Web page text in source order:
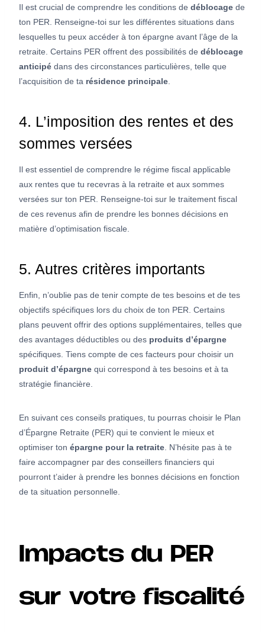
Il est crucial de comprendre les conditions de déblocage de
ton PER. Renseigne-toi sur les différentes situations dans
lesquelles tu peux accéder à ton épargne avant l’âge de la
retraite. Certains PER offrent des possibilités de déblocage
anticipé dans des circonstances particulières, telle que
l’acquisition de ta résidence principale
4. L’imposition des rentes et des
sommes versées
Il est essentiel de comprendre le régime fiscal applicable
aux rentes que tu recevras à la retraite et aux sommes
versées sur ton PER. Renseigne-toi sur le traitement fiscal
de ces revenus afin de prendre les bonnes décisions en
matière d’optimisation fiscale.
5. Autres critères importants
Enfin, n’oublie pas de tenir compte de tes besoins et de tes
objectifs spécifiques lors du choix de ton PER. Certains
plans peuvent offrir des options supplémentaires, telles que
des avantages déductibles ou des produits d’épargne
spécifiques. Tiens compte de ces facteurs pour choisir un
produit d’épargne qui correspond à tes besoins et à ta
stratégie financière.
En suivant ces conseils pratiques, tu pourras choisir le Plan
d’Épargne Retraite (PER) qui te convient le mieux et
optimiser ton épargne pour la retraite . N’hésite pas à te
faire accompagner par des conseillers financiers qui
pourront t’aider à prendre les bonnes décisions en fonction
de ta situation personnelle.
Impacts du PER
sur votre fiscalité